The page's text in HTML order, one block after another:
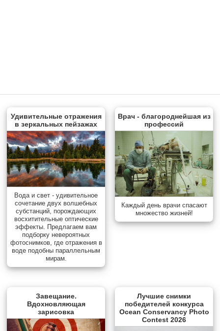
Удивительные отражения
в зеркальных пейзажах
Вода и свет - удивительное
сочетание двух волшебных
субстанций, порождающих
восхитительные оптические
эффекты. Предлагаем вам
подборку невероятных
фотоснимков, где отражения в
воде подобны параллельным
мирам.
Врач - благороднейшая из
профессий
Каждый день врачи спасают
множество жизней!
Завещание.
Вдохновляющая
зарисовка
Лучшие снимки
победителей конкурса
Ocean Conservancy Photo
Contest 2026